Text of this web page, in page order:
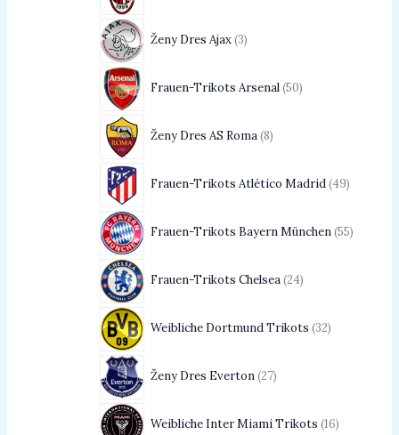
Ženy Dres Ajax 3
Frauen-Trikots Arsenal 50
Ženy Dres AS Roma 8
Frauen-Trikots Atlético Madrid 49
Frauen-Trikots Bayern München 55
Frauen-Trikots Chelsea 24
Weibliche Dortmund Trikots 32
Ženy Dres Everton 27
Weibliche Inter Miami Trikots 16